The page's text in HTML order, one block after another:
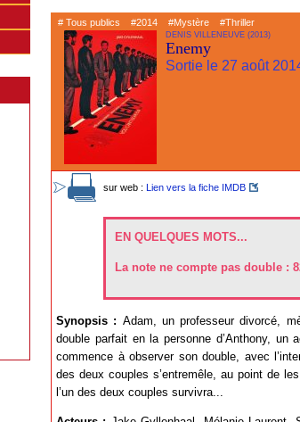
# Tous publics #2014 #Mystère #Thriller
DENIS VILLENEUVE (2013)
Enemy
Sortie le 27 août
EN QUELQUES MOTS...
La note ne compte pas double :
sur web : Lien vers la fiche IMDB
Synopsis : Adam, un professeur divorcé,
double parfait en la personne d’Anthony,
commence à observer son double, avec
des deux couples s’entremêle, au point de
l’un des deux couples survivra...